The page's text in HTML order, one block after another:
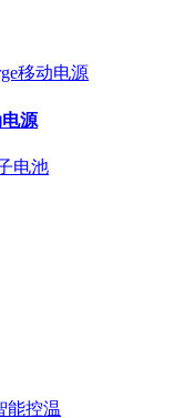
源
电池
能控温